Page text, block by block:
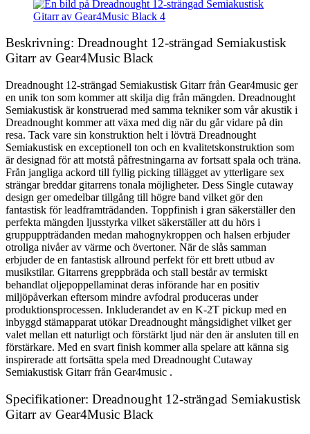
Beskrivning: Dreadnought 12-strängad Semiakustisk
Gitarr av Gear4Music Black
Dreadnought 12-strängad Semiakustisk Gitarr från Gear4music ger
en unik ton som kommer att skilja dig från mängden. Dreadnought
Semiakustisk är konstruerad med samma tekniker som vår akustik i
Dreadnought kommer att växa med dig när du går vidare på din
resa. Tack vare sin konstruktion helt i lövträ Dreadnought
Semiakustisk en exceptionell ton och en kvalitetskonstruktion som
är designad för att motstå påfrestningarna av fortsatt spala och träna.
Från jangliga ackord till fyllig picking tillägget av ytterligare sex
strängar breddar gitarrens tonala möjligheter. Dess Single cutaway
design ger omedelbar tillgång till högre band vilket gör den
fantastisk för leadframträdanden. Toppfinish i gran säkerställer den
perfekta mängden ljusstyrka vilket säkerställer att du hörs i
gruppuppträdanden medan mahognykroppen och halsen erbjuder
otroliga nivåer av värme och övertoner. När de slås samman
erbjuder de en fantastisk allround perfekt för ett brett utbud av
musikstilar. Gitarrens greppbräda och stall består av termiskt
behandlat oljepoppellaminat deras införande har en positiv
miljöpåverkan eftersom mindre avfodral produceras under
produktionsprocessen. Inkluderandet av en K-2T pickup med en
inbyggd stämapparat utökar Dreadnought mångsidighet vilket ger
valet mellan ett naturligt och förstärkt ljud när den är ansluten till en
förstärkare. Med en svart finish kommer alla spelare att känna sig
inspirerade att fortsätta spela med Dreadnought Cutaway
Semiakustisk Gitarr från Gear4music .
Specifikationer: Dreadnought 12-strängad Semiakustisk
Gitarr av Gear4Music Black